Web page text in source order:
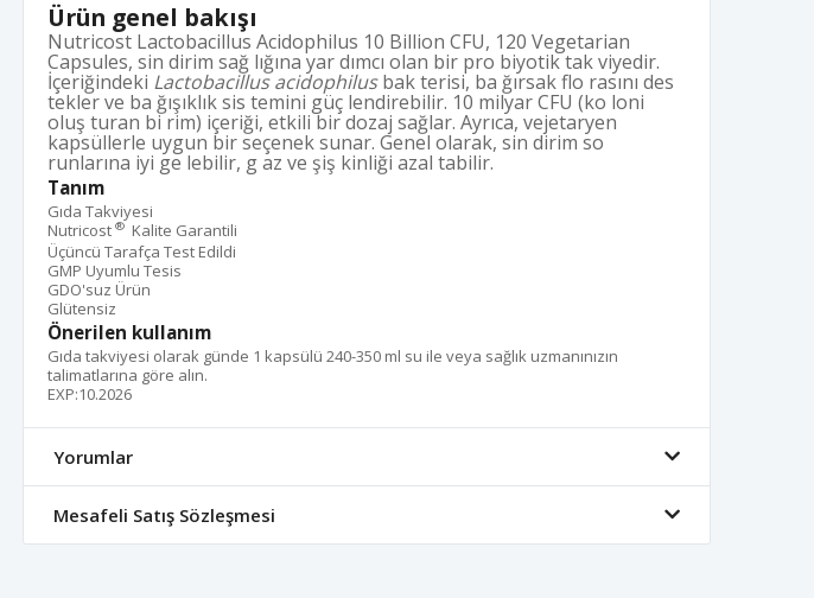
Ürün genel bakışı
Nutricost Lactobacillus Acidophilus 10 Billion CFU, 120 Vegetarian
Capsules, sin dirim sağ lığına yar dımcı olan bir pro biyotik tak viyedir.
İçeriğindeki Lactobacillus acidophilusbak terisi, ba ğırsak flo rasını des
tekler ve ba ğışıklık sis temini güç lendirebilir. 10 milyar CFU (ko loni
oluş turan bi rim) içeriği, etkili bir dozaj sağlar. Ayrıca, vejetaryen
kapsüllerle uygun bir seçenek sunar. Genel olarak, sin dirim so
runlarına iyi ge lebilir, g az ve şiş kinliği azal tabilir.
Tanım
Gıda Takviyesi
Nutricost ® Kalite Garantili
Üçüncü Tarafça Test Edildi
GMP Uyumlu Tesis
GDO'suz Ürün
Glütensiz
Önerilen kullanım
Gıda takviyesi olarak günde 1 kapsülü 240-350 ml su ile veya sağlık uzmanınızın
talimatlarına göre alın.
EXP:10.2026
Yorumlar
Mesafeli Satış Sözleşmesi